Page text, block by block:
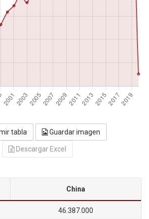
tabla Guardar imagen
Descargar Excel
China
46.387.000